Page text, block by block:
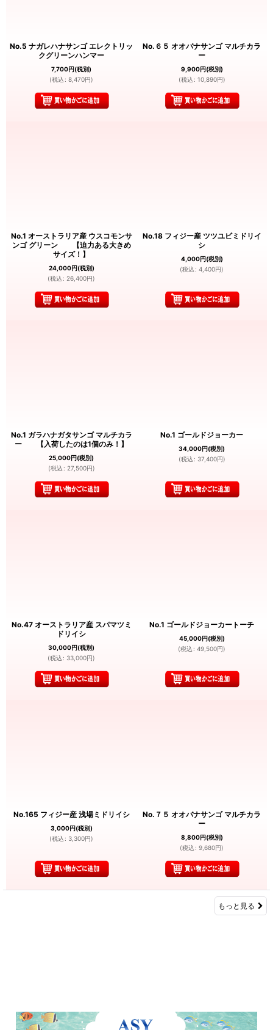
No.5 ナガレハナサンゴ エレクトリッ
クグリーンハンマー
7,700円(税別)
(税込 : 8,470円)
No.６５ オオバナサンゴ マルチカラ
ー
9,900円(税別)
(税込 : 10,890円)
No.1 オーストラリア産 ウスコモンサ
ンゴ グリーン 【迫力ある大きめ
サイズ！】
24,000円(税別)
(税込 : 26,400円)
No.18 フィジー産 ツツユビミドリイ
シ
4,000円(税別)
(税込 : 4,400円)
No.1 ガラハナガタサンゴ マルチカラ
ー 【入荷したのは1個のみ！】
25,000円(税別)
(税込 : 27,500円)
No.1 ゴールドジョーカー
34,000円(税別)
(税込 : 37,400円)
No.47 オーストラリア産 スパマツミ
ドリイシ
30,000円(税別)
(税込 : 33,000円)
No.1 ゴールドジョーカートーチ
45,000円(税別)
(税込 : 49,500円)
No.165 フィジー産 浅場ミドリイシ
3,000円(税別)
(税込 : 3,300円)
No.７５ オオバナサンゴ マルチカラ
ー
8,800円(税別)
(税込 : 9,680円)
もっと見る